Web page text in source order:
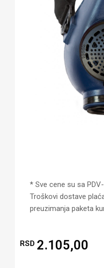
* Sve cene su sa
Troškovi dostave
preuzimanja paketa
RSD 2.105,00